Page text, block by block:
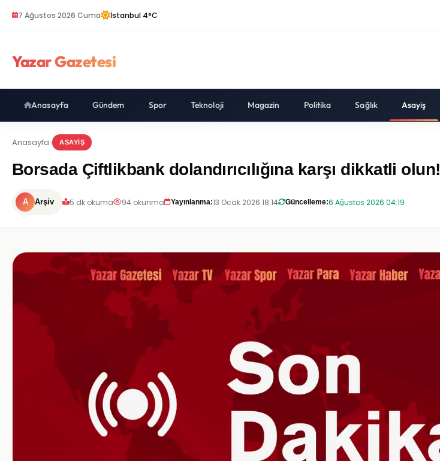
7 Ağustos 2026 Cuma İstanbul 4°C
Yazar Gazetesi
Anasayfa Gündem Spor Teknoloji Magazin Politika Sağlık Asayiş
Anasayfa ASAYIŞ
Borsada Çiftlikbank dolandırıcılığına karşı dikkatli olun!
A Arşiv 5 dk okuma 94 okunma Yayınlanma:13 Ocak 2026 18:14 Güncelleme:6 Ağustos 2026 04:19